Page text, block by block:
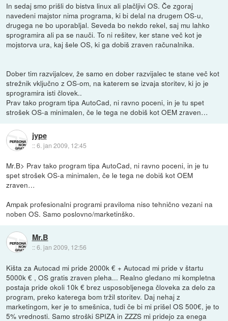
In sedaj smo prišli do bistva linux ali plačljivi OS. Če zgoraj
navedeni majstor nima programa, ki bi delal na drugem OS-u,
drugega ne bo uporabljal. Seveda bo nekdo rekel, saj mu lahko
sprogramira ali pa se nauči. To ni rešitev, ker stane več kot je
mojstorva ura, kaj šele OS, ki ga dobiš zraven računalnika.
Dober tim razvijalcev, že samo en dober razvijalec te stane več kot
strežnik vključno z OS-om, na katerem se izvaja storitev, ki jo je
sprogramira isti človek..
Prav tako program tipa AutoCad, ni ravno poceni, in je tu spet
strošek OS-a minimalen, če le tega ne dobiš kot OEM zraven…
jype
::6. jan 2009, 12:45
Mr.B> Prav tako program tipa AutoCad, ni ravno poceni, in je tu
spet strošek OS-a minimalen, če le tega ne dobiš kot OEM
zraven…
Ampak profesionalni programi praviloma niso tehnično vezani na
noben OS. Samo poslovno/marketinško.
Mr.B
::6. jan 2009, 12:56
Kišta za Autocad mi pride 2000k € + Autocad mi pride v štartu
5000k € , OS gratis zraven pleha... Realno gledano mi kompletna
postaja pride okoli 10k € brez usposobljenega človeka za delo za
program, preko katerega bom tržil storitev. Daj nehaj z
marketingom, ker je to smešnica, tudi če bi mi prišel OS 500€, je to
5% vrednosti. Samo stroški SPIZA in ZZZS mi pridejo za enega